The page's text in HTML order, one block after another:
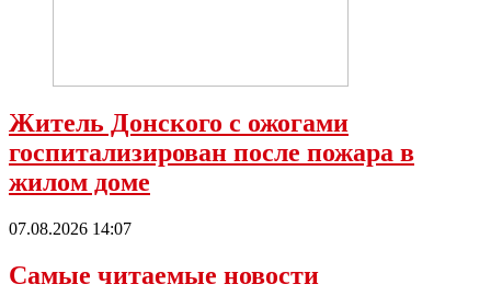
Житель Донского с ожогами
госпитализирован после пожара в
жилом доме
07.08.2026 14:07
Самые читаемые новости